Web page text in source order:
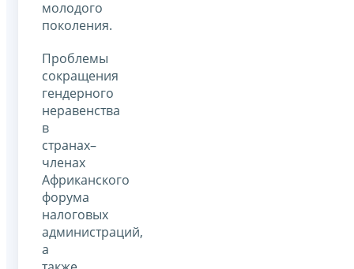
молодого
поколения.
Проблемы
сокращения
гендерного
неравенства
в
странах–
членах
Африканского
форума
налоговых
администраций,
а